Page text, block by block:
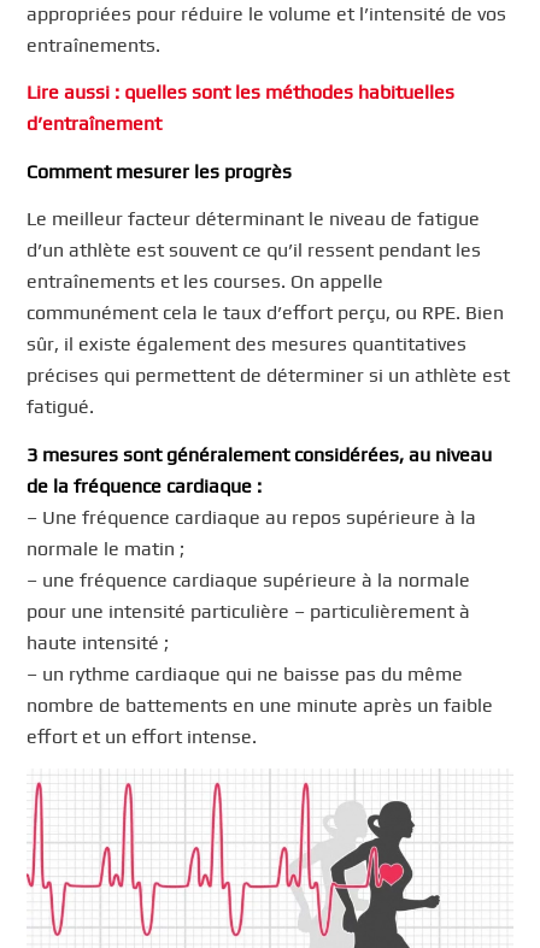
appropriées pour réduire le volume et l’intensité de vos
entraînements.
Lire aussi : quelles sont les méthodes habituelles
d’entraînement
Comment mesurer les progrès
Le meilleur facteur déterminant le niveau de fatigue
d’un athlète est souvent ce qu’il ressent pendant les
entraînements et les courses. On appelle
communément cela le taux d’effort perçu, ou RPE. Bien
sûr, il existe également des mesures quantitatives
précises qui permettent de déterminer si un athlète est
fatigué.
3 mesures sont généralement considérées, au niveau
de la fréquence cardiaque :
– Une fréquence cardiaque au repos supérieure à la
normale le matin ;
– une fréquence cardiaque supérieure à la normale
pour une intensité particulière – particulièrement à
haute intensité ;
– un rythme cardiaque qui ne baisse pas du même
nombre de battements en une minute après un faible
effort et un effort intense.